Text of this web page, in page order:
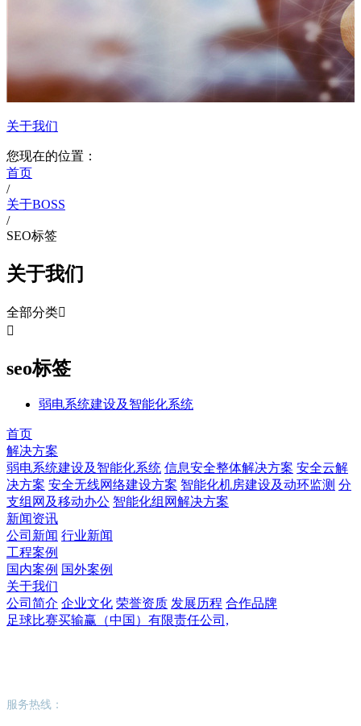
关于我们
您现在的位置：
首页
/
关于BOSS
/
SEO标签
关于我们
全部分类

seo标签
弱电系统建设及智能化系统
首页
解决方案
弱电系统建设及智能化系统 信息安全整体解决方案 安全云解
决方案 安全无线网络建设方案 智能化机房建设及动环监测 分
支组网及移动办公 智能化组网解决方案
新闻资讯
公司新闻 行业新闻
工程案例
国内案例 国外案例
关于我们
公司简介 企业文化 荣誉资质 发展历程 合作品牌
足球比赛买输赢（中国）有限责任公司,
服务热线：